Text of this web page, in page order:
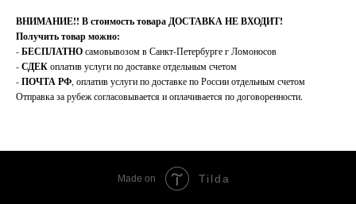
ВНИМАНИЕ!! В стоимость товара ДОСТАВКА НЕ ВХОДИТ!
Получить товар можно:
-БЕСПЛАТНОсамовывозом в Санкт-Петербурге г Ломоносов
-СДЕКоплатив услуги по доставке отдельным счетом
-ПОЧТА РФ, оплатив услуги по доставке по России отдельным счетом
Отправка за рубеж согласовывается и оплачивается по договоренности.
Made on Tilda